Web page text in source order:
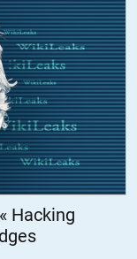
Hacking